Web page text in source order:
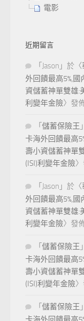
電影
近期留言
「 Jason 」於〈
外回饋最高5%,
資儲蓄神單雙雄:
利變年金險〉發
「 儲蓄保險王
卡海外回饋最高
壽小資儲蓄神單
(ISI)利變年金險
「 Jason 」於〈
外回饋最高5%,
資儲蓄神單雙雄:
利變年金險〉發
「 儲蓄保險王
卡海外回饋最高
壽小資儲蓄神單
(ISI)利變年金險
「 儲蓄保險王